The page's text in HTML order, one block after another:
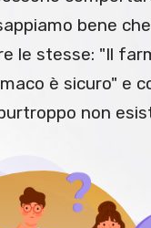
bene
le stesse: "Il
è sicuro" e
non